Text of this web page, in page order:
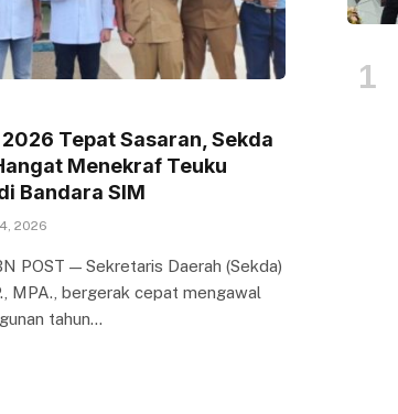
Tepat Sasaran, Sekda
Menekraf Teuku
Bandara SIM
2026
POST — Sekretaris Daerah (Sekda)
MPA., bergerak cepat mengawal
tahun…